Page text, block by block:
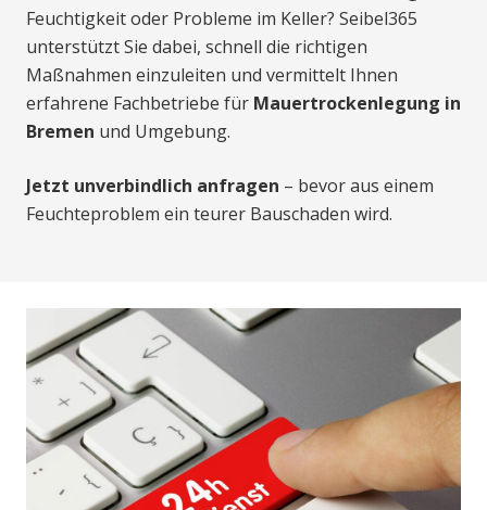
Feuchtigkeit oder Probleme im Keller? Seibel365
unterstützt Sie dabei, schnell die richtigen
Maßnahmen einzuleiten und vermittelt Ihnen
erfahrene Fachbetriebe für Mauertrockenlegung in
Bremen und Umgebung.
Jetzt unverbindlich anfragen – bevor aus einem
Feuchteproblem ein teurer Bauschaden wird.